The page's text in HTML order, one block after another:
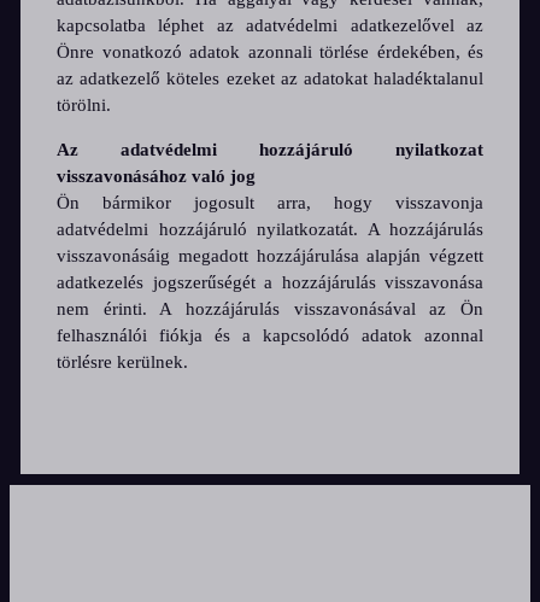
kapcsolatba léphet az adatvédelmi adatkezelővel az
Önre vonatkozó adatok azonnali törlése érdekében, és
az adatkezelő köteles ezeket az adatokat haladéktalanul
törölni.
Az adatvédelmi hozzájáruló nyilatkozat
visszavonásához való jog
Ön bármikor jogosult arra, hogy visszavonja
adatvédelmi hozzájáruló nyilatkozatát. A hozzájárulás
visszavonásáig megadott hozzájárulása alapján végzett
adatkezelés jogszerűségét a hozzájárulás visszavonása
nem érinti. A hozzájárulás visszavonásával az Ön
felhasználói fiókja és a kapcsolódó adatok azonnal
törlésre kerülnek.